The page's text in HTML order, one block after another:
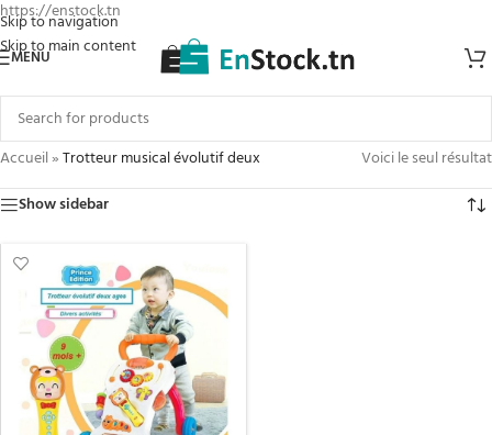
https://enstock.tn
Skip to navigation
Skip to main content
MENU
Accueil»Trotteur musical évolutif deux
Voici le seul résultat
Show sidebar